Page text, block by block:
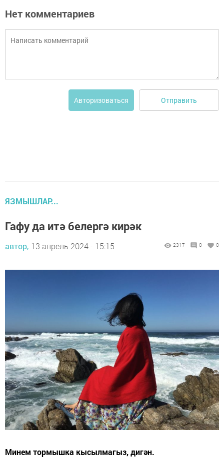
Нет комментариев
Авторизоваться Отправить
ЯЗМЫШЛАР...
Гафу да итә белергә кирәк
автор, 13 апрель 2024 - 15:15 2317 0 0
Минем тормышка кысылмагыз, дигән.